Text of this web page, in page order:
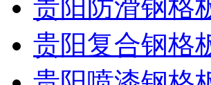
贵阳防滑钢格
贵阳复合钢格